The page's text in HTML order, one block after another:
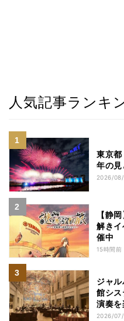
人気記事ランキ
東京
年の見
2026/
【静
解き
催中
15時間前
ジャ
館シス
演奏を
5つの
2026/